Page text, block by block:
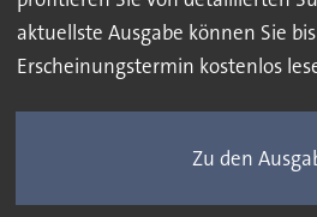
aktuellste Ausgabe können Sie
Erscheinungstermin kostenlos
Zu den